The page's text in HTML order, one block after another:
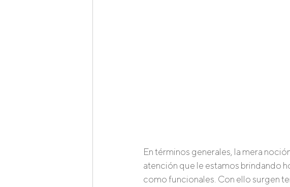
En términos generales, la mera
atención que le estamos brindando
como funcionales. Con ello surgen